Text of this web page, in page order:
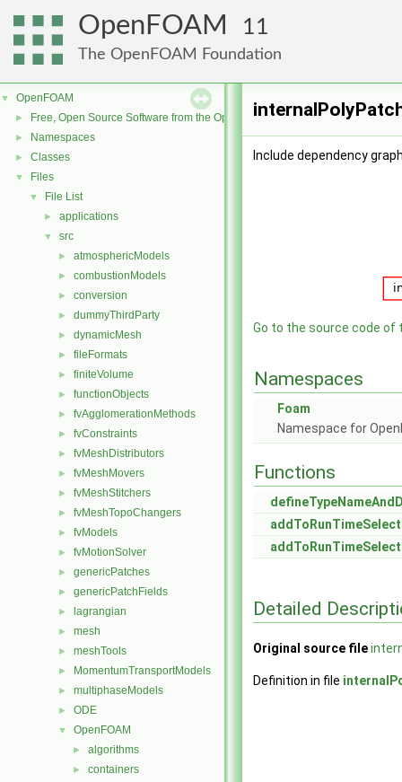
OpenFOAM 11
The OpenFOAM Foundation
▼ OpenFOAM
► Free, Open Source Software from the OpenFOAM Foundation
► Namespaces
► Classes
▼ Files
▼ File List
► applications
▼ src
► atmosphericModels
► combustionModels
► conversion
► dummyThirdParty
► dynamicMesh
► fileFormats
► finiteVolume
► functionObjects
► fvAgglomerationMethods
► fvConstraints
► fvMeshDistributors
► fvMeshMovers
► fvMeshStitchers
► fvMeshTopoChangers
► fvModels
► fvMotionSolver
► genericPatches
► genericPatchFields
► lagrangian
► mesh
► meshTools
► MomentumTransportModels
► multiphaseModels
► ODE
▼ OpenFOAM
► algorithms
► containers
Include dependency
Go to the source code of
Namespaces
Foam
Namespace for
Functions
Detailed
Original source file
Definition in file